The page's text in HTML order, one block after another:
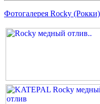
Фотогалерея Rocky (Рокки)